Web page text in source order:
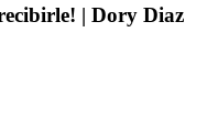
| Dory Diaz